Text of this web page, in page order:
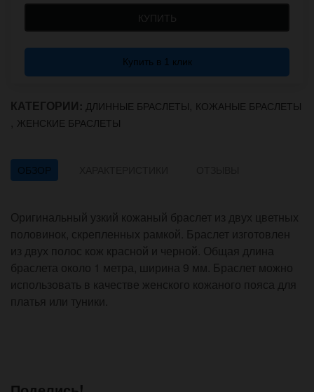
КУПИТЬ
Купить в 1 клик
КАТЕГОРИИ: ДЛИННЫЕ БРАСЛЕТЫ, КОЖАНЫЕ БРАСЛЕТЫ
, ЖЕНСКИЕ БРАСЛЕТЫ
ОБЗОР
Оригинальный узкий кожаный браслет из двух цветных
половинок, скрепленных рамкой. Браслет изготовлен
из двух полос кож красной и черной. Общая длина
браслета около 1 метра, ширина 9 мм. Браслет можно
использовать в качестве женского кожаного пояса для
платья или туники.